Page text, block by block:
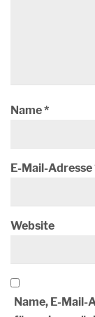
Name*
E-Mail-Adresse
Website
Name, E-Mail-